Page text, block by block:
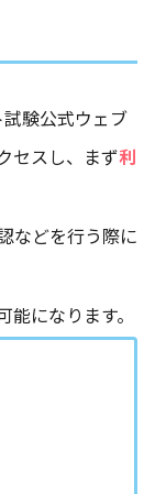
験公式ウェブ
セスし、まず利
などを行う際に
になります。